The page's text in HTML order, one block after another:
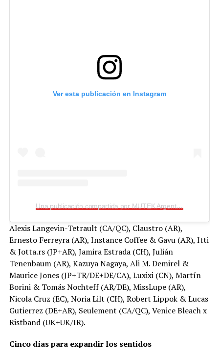
Ver esta publicación en Instagram
Una publicación compartida por MUTEK Argentina (@mutek.ar)
Alexis Langevin-Tetrault (CA/QC), Claustro (AR),
Ernesto Ferreyra (AR), Instance Coffee & Gavu (AR), Itti
& Jotta.rs (JP+AR), Jamira Estrada (CH), Julián
Tenenbaum (AR), Kazuya Nagaya, Ali M. Demirel &
Maurice Jones (JP+TR/DE+DE/CA), Luxixi (CN), Martín
Borini & Tomás Nochteff (AR/DE), MissLupe (AR),
Nicola Cruz (EC), Noria Lilt (CH), Robert Lippok & Lucas
Gutierrez (DE+AR), Seulement (CA/QC), Venice Bleach x
Ristband (UK+UK/IR).
Cinco días para expandir los sentidos